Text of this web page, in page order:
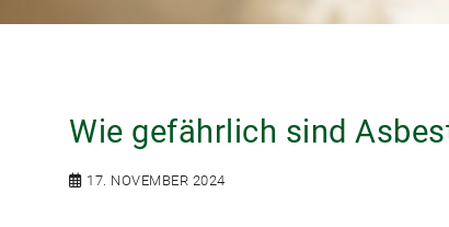
Wie gefährlich sind
17. NOVEMBER 2024